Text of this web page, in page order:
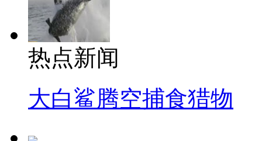
热点新闻
大白鲨腾空捕食猎物